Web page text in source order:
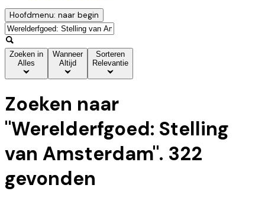
Hoofdmenu: naar begin
Zoeken in
Alles
Wanneer
Altijd
Sorteren
Relevantie
Zoeken naar
"Werelderfgoed: Stelling
van Amsterdam". 322
gevonden